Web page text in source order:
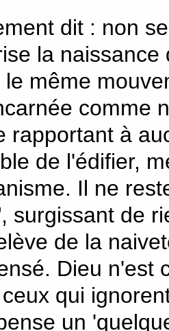
dit : non
la
le même
comme
rapportant à
de l'édifier,
Il ne
surgissant de
de la
Dieu n'est
qui
un